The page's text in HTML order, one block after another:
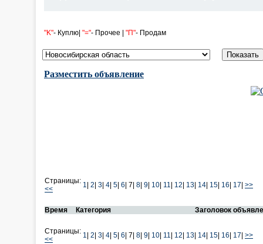
"K"- Куплю| "="- Прочее | "П"- Продам
Разместить объявление
Страницы:
<<
1 2 3 4 5 6 7| 8 9 10 11 12 13 14 15 16 17 >>
Время Категория Заголовок
Страницы:
<<
1 2 3 4 5 6 7| 8 9 10 11 12 13 14 15 16 17 >>